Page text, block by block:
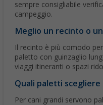
sempre consigliabile
campeggio.
Meglio un recinto o
Il recinto è più comodo
paletto con guinzaglio
viaggi itineranti o spazi
Quali paletti scegliere
Per cani grandi servono